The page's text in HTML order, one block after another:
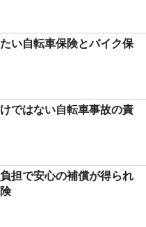
い自転車保険とバイク保
ではない自転車事故の責
担で安心の補償が得られ